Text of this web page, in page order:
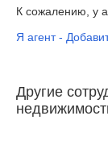
К сожалению, у
Я агент -
Другие